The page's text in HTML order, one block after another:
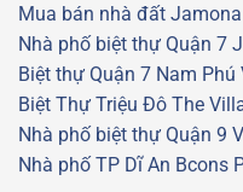
Mua bán nhà đất
Nhà phố biệt thự Quận 7
Biệt thự Quận 7 Nam Phú
Biệt Thự Triệu Đô The
Nhà phố biệt thự Quận 9
Nhà phố TP Dĩ An Bcons